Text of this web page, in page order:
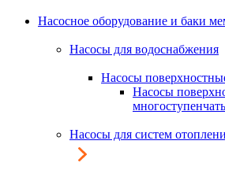
Насосное оборудование и баки
Насосы для водоснабжения
Насосы
Насосы
Насосы для систем